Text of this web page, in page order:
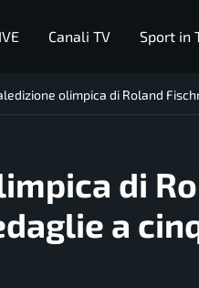
Canali TV Sport in
olimpica di Roland
di
a